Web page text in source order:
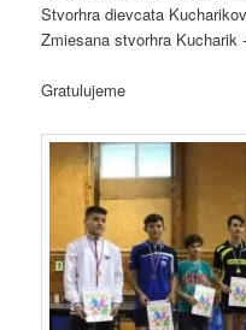
Stvorhra dievcata
Zmiesana stvorhra Kucharik
Gratulujeme